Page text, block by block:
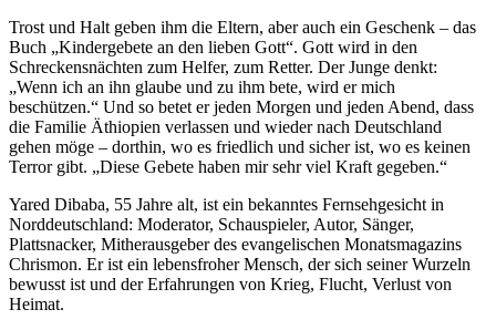
Trost und Halt geben ihm die Eltern, aber auch ein Geschenk – das
Buch „Kindergebete an den lieben Gott“. Gott wird in den
Schreckensnächten zum Helfer, zum Retter. Der Junge denkt:
„Wenn ich an ihn glaube und zu ihm bete, wird er mich
beschützen.“ Und so betet er jeden Morgen und jeden Abend, dass
die Familie Äthiopien verlassen und wieder nach Deutschland
gehen möge – dorthin, wo es friedlich und sicher ist, wo es keinen
Terror gibt. „Diese Gebete haben mir sehr viel Kraft gegeben.“
Yared Dibaba, 55 Jahre alt, ist ein bekanntes Fernsehgesicht in
Norddeutschland: Moderator, Schauspieler, Autor, Sänger,
Plattsnacker, Mitherausgeber des evangelischen Monatsmagazins
Chrismon. Er ist ein lebensfroher Mensch, der sich seiner Wurzeln
bewusst ist und der Erfahrungen von Krieg, Flucht, Verlust von
Heimat.